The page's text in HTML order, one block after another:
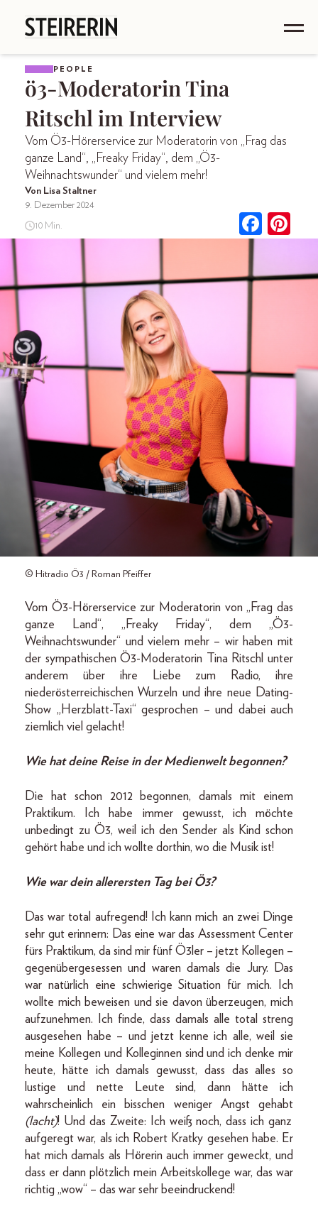
PEOPLE
ö3-Moderatorin Tina
Ritschl im Interview
Vom Ö3-Hörerservice zur Moderatorin von „Frag das
ganze Land“, „Freaky Friday“, dem „Ö3-
Weihnachtswunder“ und vielem mehr!
Von Lisa Staltner
9. Dezember 2024
10 Min.
© Hitradio Ö3 / Roman Pfeiffer
Vom Ö3-Hörerservice zur Moderatorin von „Frag das
ganze Land“, „Freaky Friday“, dem „Ö3-
Weihnachtswunder“ und vielem mehr – wir haben mit
der sympathischen Ö3-Moderatorin Tina Ritschl unter
anderem über ihre Liebe zum Radio, ihre
niederösterreichischen Wurzeln und ihre neue Dating-
Show „Herzblatt-Taxi“ gesprochen – und dabei auch
ziemlich viel gelacht!
Wie hat deine Reise in der Medienwelt begonnen?
Die hat schon 2012 begonnen, damals mit einem
Praktikum. Ich habe immer gewusst, ich möchte
unbedingt zu Ö3, weil ich den Sender als Kind schon
gehört habe und ich wollte dorthin, wo die Musik ist!
Wie war dein allerersten Tag bei Ö3?
Das war total aufregend! Ich kann mich an zwei Dinge
sehr gut erinnern: Das eine war das Assessment Center
fürs Praktikum, da sind mir fünf Ö3ler – jetzt Kollegen –
gegenübergesessen und waren damals die Jury. Das
war natürlich eine schwierige Situation für mich. Ich
wollte mich beweisen und sie davon überzeugen, mich
aufzunehmen. Ich finde, dass damals alle total streng
ausgesehen habe – und jetzt kenne ich alle, weil sie
meine Kollegen und Kolleginnen sind und ich denke mir
heute, hätte ich damals gewusst, dass das alles so
lustige und nette Leute sind, dann hätte ich
wahrscheinlich ein bisschen weniger Angst gehabt
(lacht)! Und das Zweite: Ich weiß noch, dass ich ganz
aufgeregt war, als ich Robert Kratky gesehen habe. Er
hat mich damals als Hörerin auch immer geweckt, und
dass er dann plötzlich mein Arbeitskollege war, das war
richtig „wow“ – das war sehr beeindruckend!